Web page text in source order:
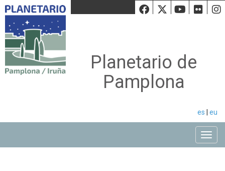
Facebook
Twiiter
Planetario de
Pamplona
es eu